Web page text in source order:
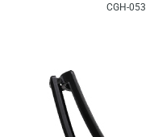
CGH-053